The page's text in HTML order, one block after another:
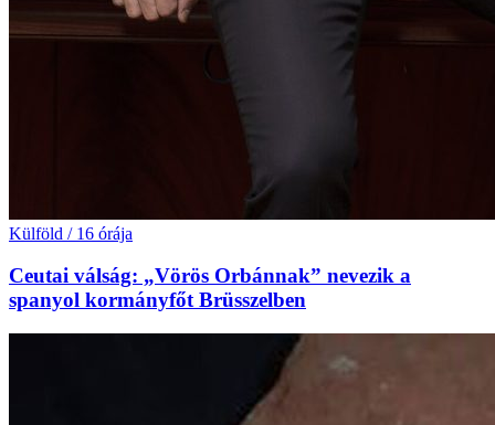
Külföld / 16 órája
Ceutai válság: „Vörös Orbánnak” nevezik a
spanyol kormányfőt Brüsszelben